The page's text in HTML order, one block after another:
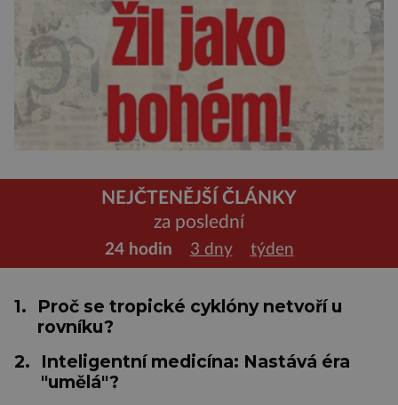
NEJČTENĚJŠÍ ČLÁNKY
za poslední
24 hodin 3 dny týden
1.
Proč se tropické cyklóny netvoří u
rovníku?
2.
Inteligentní medicína: Nastává éra
"umělá"?